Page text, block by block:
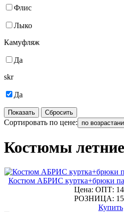
Флис
Лыко
Камуфляж
Да
skr
Да
Показать Сбросить
Сортировать по цене: по
Костюмы
Костюм АБРИС куртка+брюки
Цена: ОПТ:
РОЗНИЦА:
Купить